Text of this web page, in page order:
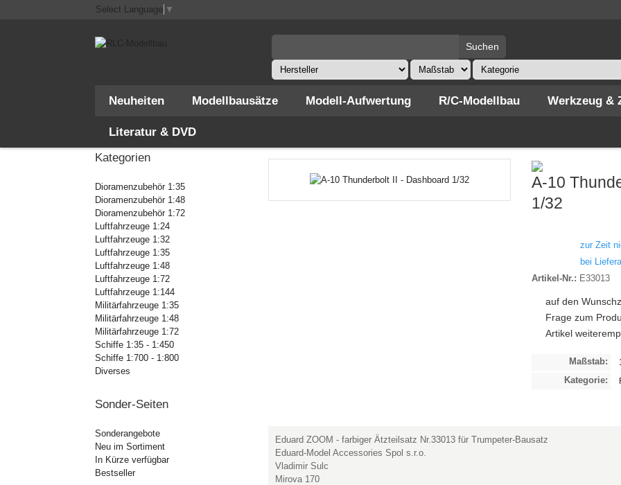
Select Language ▼
Neuheiten Modellbausätze Modell-Aufwertung R/C-Modellbau Werkzeug &
Literatur & DVD
A-10
1/32
zur Zeit
bei
Artikel-Nr.: E33013
auf den
Frage zum
Artikel
Maßstab:
Kategorie:
Eduard ZOOM - farbiger Ätzteilsatz Nr.33013 für Trumpeter-Bausatz
Eduard-Model Accessories Spol s.r.o.
Vladimir Sulc
Mirova 170
Kategorien
Dioramenzubehör 1:35
Dioramenzubehör 1:48
Dioramenzubehör 1:72
Luftfahrzeuge 1:24
Luftfahrzeuge 1:32
Luftfahrzeuge 1:35
Luftfahrzeuge 1:48
Luftfahrzeuge 1:72
Luftfahrzeuge 1:144
Militärfahrzeuge 1:35
Militärfahrzeuge 1:48
Militärfahrzeuge 1:72
Schiffe 1:35 - 1:450
Schiffe 1:700 - 1:800
Diverses
Sonder-Seiten
Sonderangebote
Neu im Sortiment
In Kürze verfügbar
Bestseller